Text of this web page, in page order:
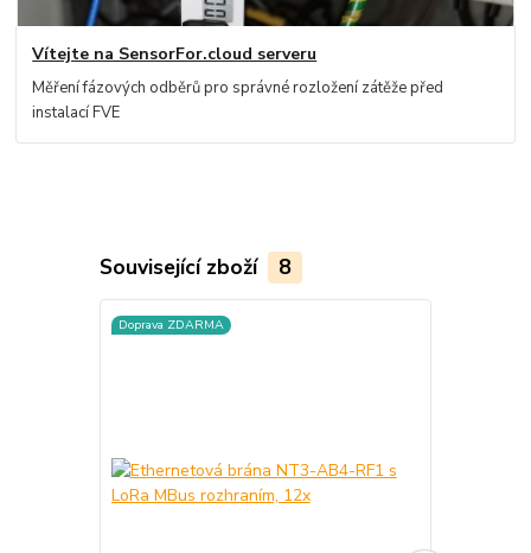
Vítejte na SensorFor.cloud serveru
Měření fázových odběrů pro správné rozložení zátěže před
instalací FVE
Související zboží 8
Doprava ZDARMA